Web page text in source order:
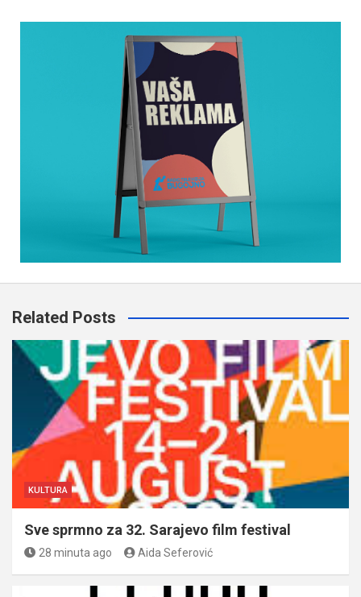
Related Posts
KULTURA
Sve sprmno za 32. Sarajevo film festival
28 minuta ago Aida Seferović